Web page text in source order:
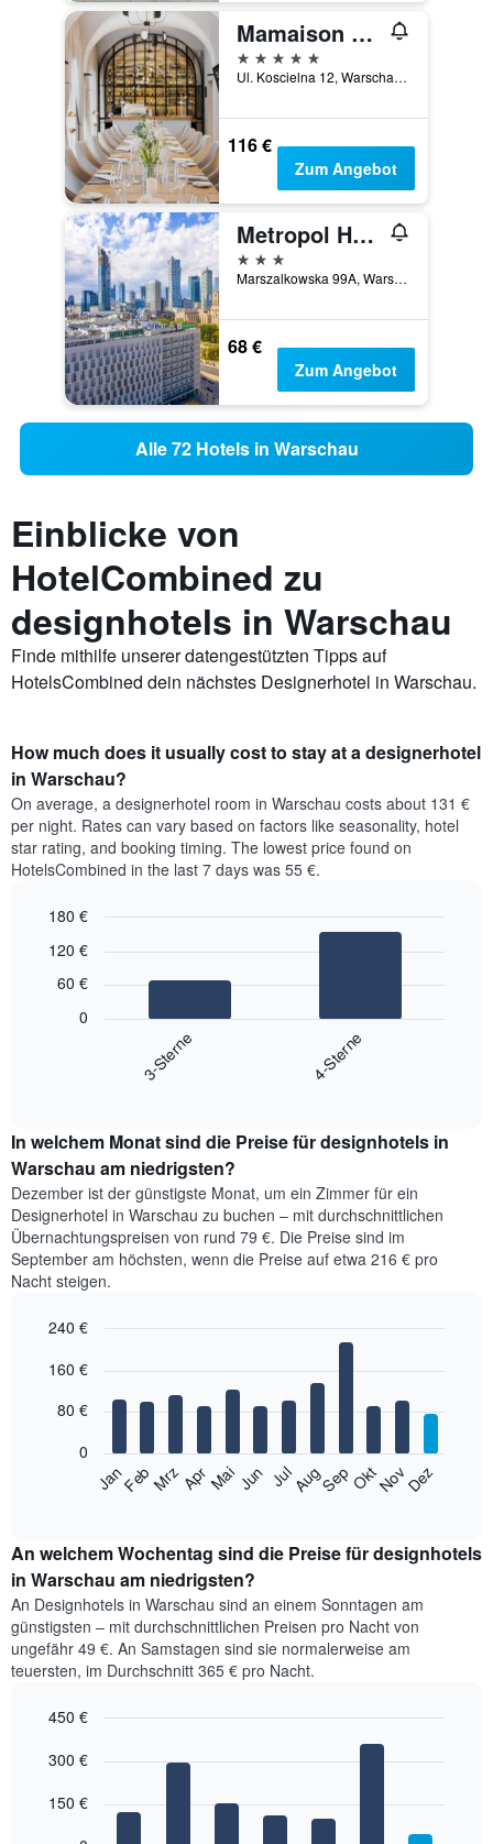
Mamaison Hotel Le Regina Warsaw
5 Sterne
Ul. Koscielna 12, Warschau, Masowien, Polen
116 €
Zum Angebot
Metropol Hotel
3 Sterne
Marszalkowska 99A, Warschau, Masowien, Polen
68 €
Zum Angebot
Alle 72 Hotels in Warschau
Einblicke von
HotelCombined zu
designhotels in Warschau
Finde mithilfe unserer datengestützten Tipps auf
HotelsCombined dein nächstes Designerhotel in Warschau.
How much does it usually cost to stay at a designerhotel
in Warschau?
On average, a designerhotel room in Warschau costs about 131 €
per night. Rates can vary based on factors like seasonality, hotel
star rating, and booking timing. The lowest price found on
HotelsCombined in the last 7 days was 55 €.
chart
with
den
durchschnittlichen
Preis
für
ein
Doppelzimmer
der
letzten
Tage,
nach
Das
die
Hotelkategorien
nach
Sternen
anzeigt.
Das
Diagramm
Achse,
den
graphic.
3-Sterne 4-Sterne
0
60 €
120 €
180 €
In welchem Monat sind die Preise für designhotels in
Warschau am niedrigsten?
Dezember ist der günstigste Monat, um ein Zimmer für ein
Designerhotel in Warschau zu buchen – mit durchschnittlichen
Übernachtungspreisen von rund 79 €. Die Preise sind im
September am höchsten, wenn die Preise auf etwa 216 € pro
Nacht steigen.
chart
bars.
folgende
den
durchschnittlichen
Zimmerpreis
im
jeweiligen
Monat
an.
Diagramm
Achse,
graphic.
JanFebMrzAprMaiJun JulAugSep OktNovDez
0
80 €
160 €
240 €
An welchem Wochentag sind die Preise für designhotels
in Warschau am niedrigsten?
An Designhotels in Warschau sind an einem Sonntagen am
günstigsten – mit durchschnittlichen Preisen pro Nacht von
ungefähr 49 €. An Samstagen sind sie normalerweise am
teuersten, im Durchschnitt 365 € pro Nacht.
chart
bars.
graphic.
150 €
300 €
450 €